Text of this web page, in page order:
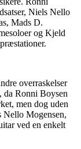
Niels Nello
Mads D.
og Kjeld
overraskelser
da Ronni Boysen
men dog uden
Nello Mogensen,
ved en enkelt